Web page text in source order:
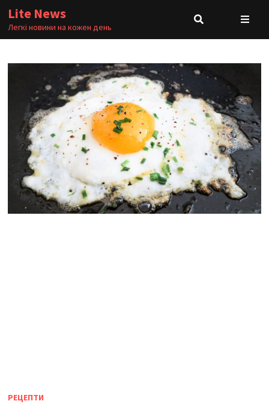
Skip
to
content
Lite News
Легкі новини на кожен день
РЕЦЕПТИ